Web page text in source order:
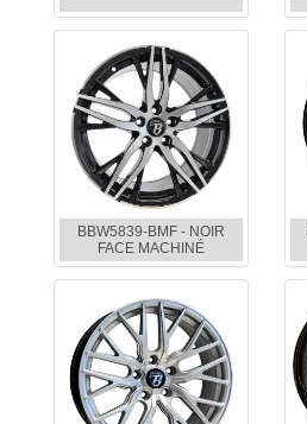
BBW5839-BMF - NOIR
FACE MACHINÉ